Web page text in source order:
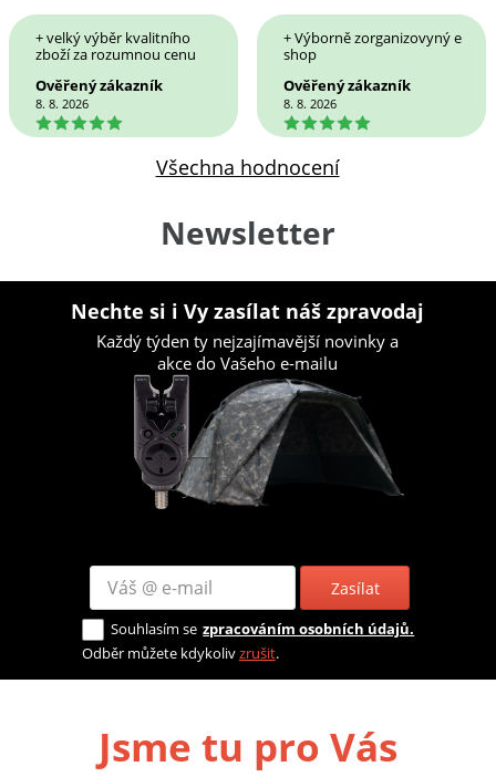
+ velký výběr kvalitního
zboží za rozumnou cenu
Ověřený zákazník
8. 8. 2026
5
+ Výborně zorganizovyný e
shop
Ověřený zákazník
8. 8. 2026
5
Všechna hodnocení
Newsletter
Nechte si i Vy zasílat náš zpravodaj
Každý týden ty nejzajímavější novinky a
akce do Vašeho e-mailu
Zasílat
Souhlasím se zpracováním osobních údajů.
Odběr můžete kdykolivzrušit.
Jsme tu pro Vás